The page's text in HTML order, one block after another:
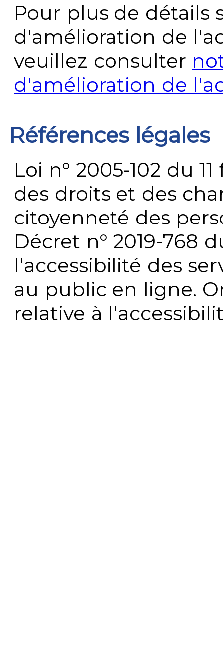
Pour plus de détails
d'amélioration de
veuillez consulter
d'amélioration de
Références légales
Loi n° 2005-102 du
des droits et des
citoyenneté des
Décret n° 2019-768
l'accessibilité des
au public en ligne.
relative à